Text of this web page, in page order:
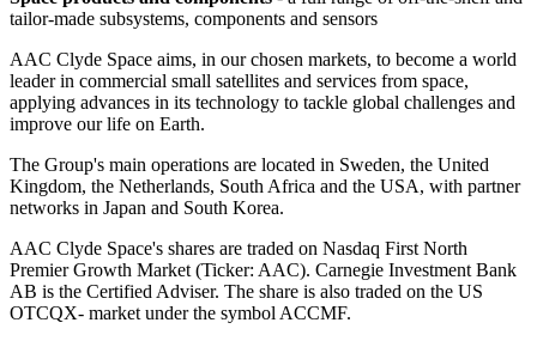
tailor-made subsystems, components and sensors
AAC Clyde Space aims, in our chosen markets, to become a world
leader in commercial small satellites and services from space,
applying advances in its technology to tackle global challenges and
improve our life on Earth.
The Group's main operations are located in Sweden, the United
Kingdom, the Netherlands, South Africa and the USA, with partner
networks in Japan and South Korea.
AAC Clyde Space's shares are traded on Nasdaq First North
Premier Growth Market (Ticker: AAC). Carnegie Investment Bank
AB is the Certified Adviser. The share is also traded on the US
OTCQX- market under the symbol ACCMF.